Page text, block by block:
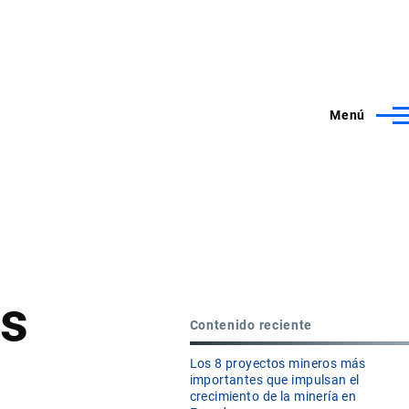
Menú
Contenido reciente
Los 8 proyectos mineros más
importantes que impulsan el
crecimiento de la minería en